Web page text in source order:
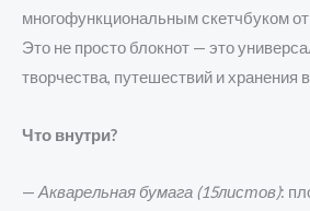
многофункциональным скетчбуком от
Это не просто блокнот — это
творчества, путешествий и хранения
Что внутри?
— Акварельная бумага (15листов):